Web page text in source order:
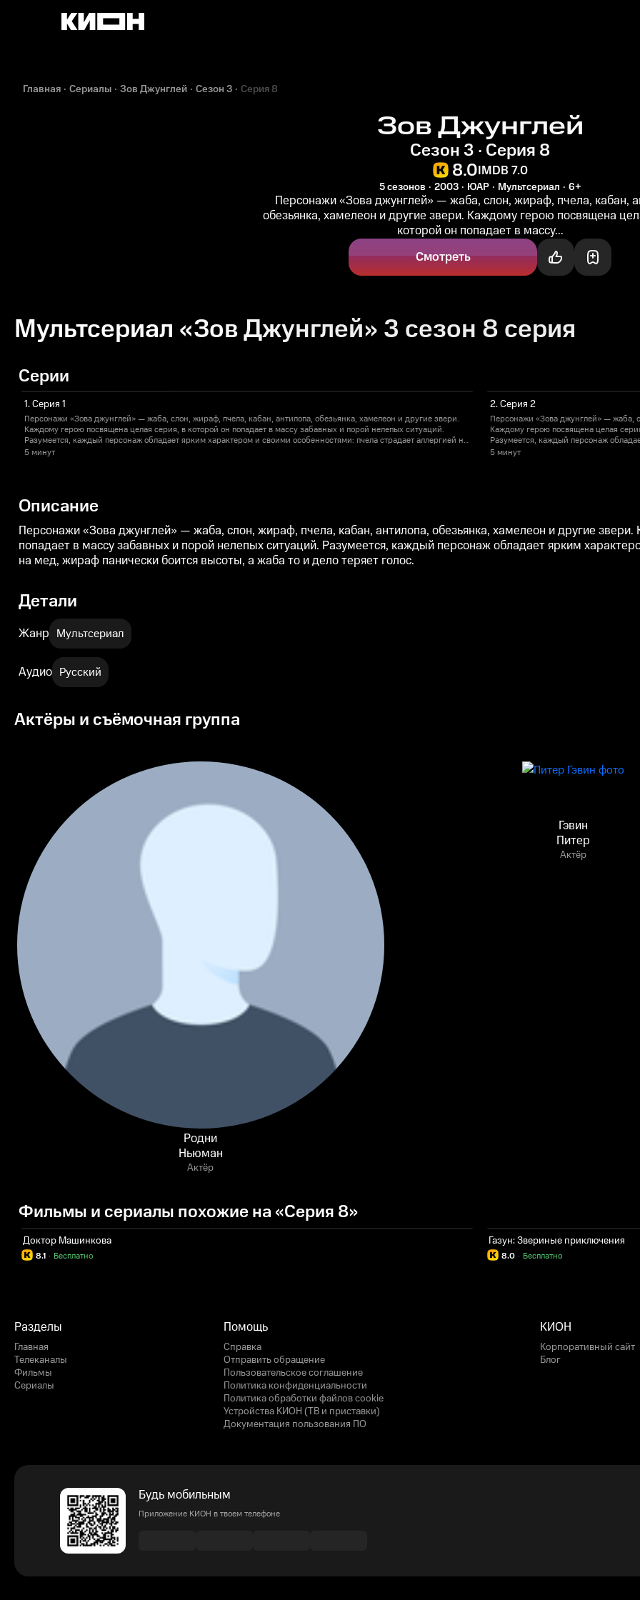
Главная Сериалы Зов Джунглей Сезон 3 Серия 8
Зов Джунглей
Сезон 3 · Серия 8
8.0IMDB 7.0
5 сезонов 2003 ЮАР Мультсериал 6+
Персонажи «Зова джунглей» — жаба, слон, жираф, пчела, кабан,
обезьянка, хамелеон и другие звери. Каждому герою посвящена
которой он попадает в массу...
Смотреть
Мультсериал «Зов Джунглей» 3 сезон 8 серия
Серии
1. Серия 1
Персонажи «Зова джунглей» — жаба, слон, жираф, пчела, кабан, антилопа, обезьянка, хамелеон и другие звери.
Каждому герою посвящена целая серия, в которой он попадает в массу забавных и порой нелепых ситуаций.
Разумеется, каждый персонаж обладает ярким характером и своими особенностями: пчела страдает аллергией на
мед, жираф панически боится высоты, а жаба то и дело теряет голос.
5 минут
2. Серия 2
Персонажи «Зова джунглей» — жаба,
Каждому герою посвящена целая
Разумеется, каждый персонаж
мед, жираф панически боится высоты,
5 минут
Описание
Персонажи «Зова джунглей» — жаба, слон, жираф, пчела, кабан, антилопа, обезьянка, хамелеон и другие
попадает в массу забавных и порой нелепых ситуаций. Разумеется, каждый персонаж обладает ярким
на мед, жираф панически боится высоты, а жаба то и дело теряет голос.
Детали
Жанр Мультсериал
Аудио Русский
Актёры и съёмочная группа
Родни
Ньюман
Актёр
Гэвин
Питер
Актёр
Фильмы и сериалы похожие на «Серия 8»
Доктор Машинкова
8.1 Бесплатно
·
Газун: Звериные приключения
8.0 Бесплатно
·
Разделы
Главная
Телеканалы
Фильмы
Сериалы
Помощь
Справка
Отправить обращение
Пользовательское соглашение
Политика конфиденциальности
Политика обработки файлов cookie
Устройства КИОН (ТВ и приставки)
Документация пользования ПО
КИОН
Корпоративный сайт
Блог
Будь мобильным
Приложение КИОН в твоем телефоне